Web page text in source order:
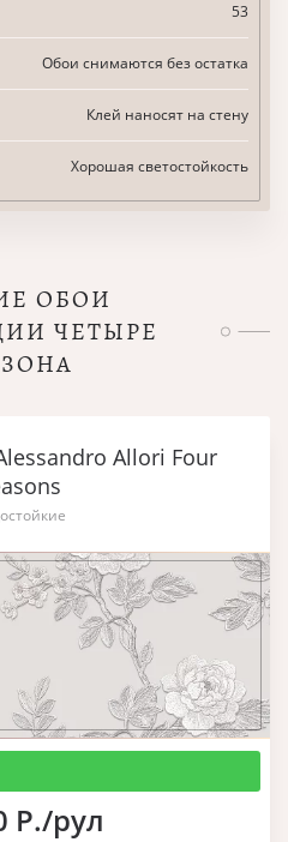
53
Обои снимаются без остатка
Клей наносят на стену
Хорошая светостойкость
ОБОИ
ЧЕТЫРЕ
Allori Four
Р./рул